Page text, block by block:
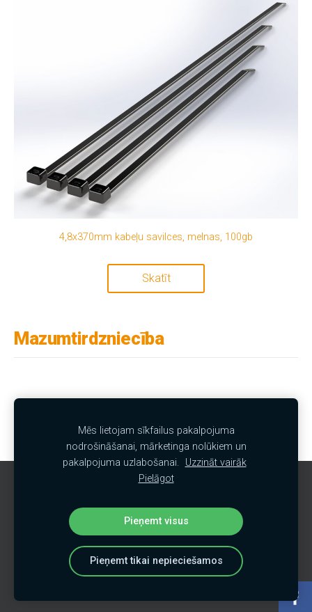
Mazumtirdzniecība
Vairumtirdzniecība
4,8x370mm kabeļu savilces, melnas, 100gb
Skatīt
Sīkdatnes
Mēs lietojam sīkfailus pakalpojuma
nodrošināšanai, mārketinga nolūkiem un
pakalpojuma uzlabošanai.
Uzzināt vairāk
Pielāgot
Pieņemt visus
Pieņemt tikai nepieciešamos